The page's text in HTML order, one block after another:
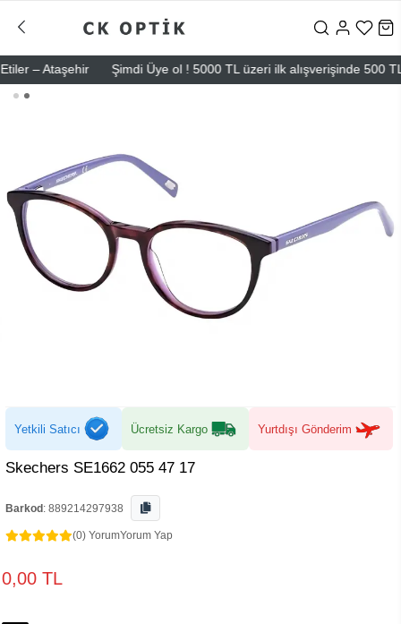
– Ataşehir Şimdi Üye ol ! 5000 TL üzeri ilk alışverişinde 500 TL
Yetkili Satıcı Ücretsiz Kargo Yurtdışı Gönderim
Skechers SE1662 055 47 17
Barkod : 889214297938
(0) YorumYorum Yap
0,00 TL